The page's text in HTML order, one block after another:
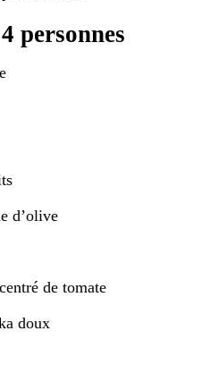
personnes
d’olive
de tomate
doux